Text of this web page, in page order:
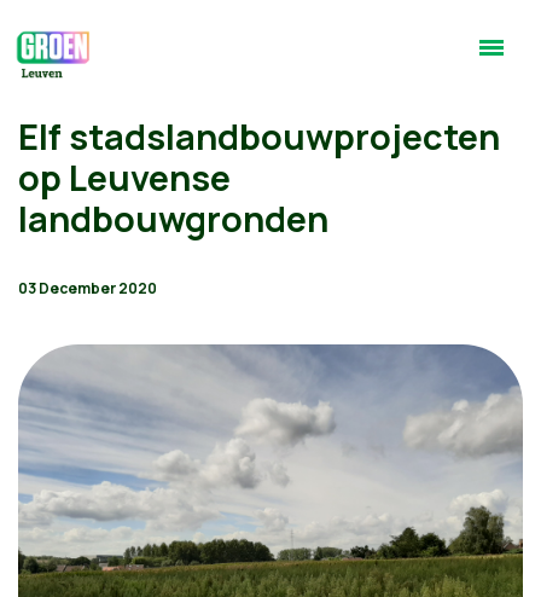
Elf stadslandbouwprojecten
op Leuvense
landbouwgronden
03 December 2020